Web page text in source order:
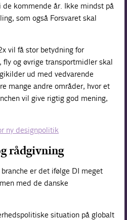
kommende år. Ikke mindst på
som også Forsvaret skal
vil få stor betydning for
fly og øvrige transportmidler skal
ud med vedvarende
mange andre områder, hvor et
vil give rigtig god mening,
ny designpolitik
rådgivning
er det ifølge DI meget
med de danske
situation på globalt